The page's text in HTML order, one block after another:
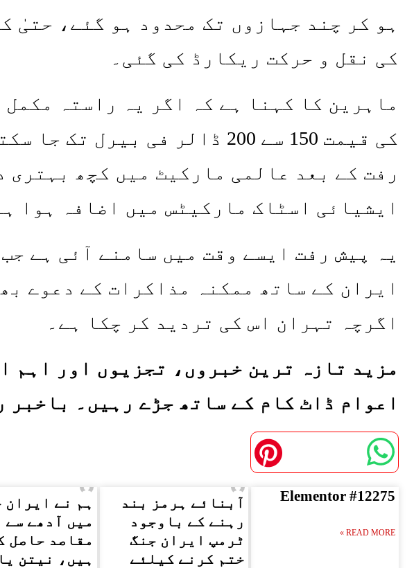
کی نقل و حرکت ریکارڈ کی گئی۔
ماہرین کا کہنا ہے کہ اگر یہ راستہ
کی قیمت 150 سے 200 ڈالر فی
رفت کے بعد عالمی مارکیٹ میں کچھ بہتری
ایشیائی اسٹاک مارکیٹس میں اضافہ ہوا
ایران کے ساتھ ممکنہ مذاکرات کے دعوے
اگرچہ تہران اس کی تردید کر چکا ہے۔
مزید تازہ ترین خبروں، تجزیوں اور اہم
اعوام ڈاٹ کام کے ساتھ جڑے رہیں۔ باخبر
Elementor #12275
READ MORE »
آبنائے ہرمز بند
رہنے کے باوجود
ٹرمپ ایران جنگ
ختم کرنے کیلئے
ہم نے ایران
میں آدھے سے
مقاصد حاصل
ہیں، نیتن